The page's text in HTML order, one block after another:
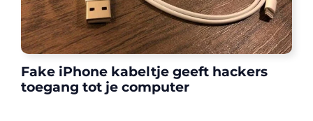
Fake iPhone kabeltje geeft hackers
toegang tot je computer